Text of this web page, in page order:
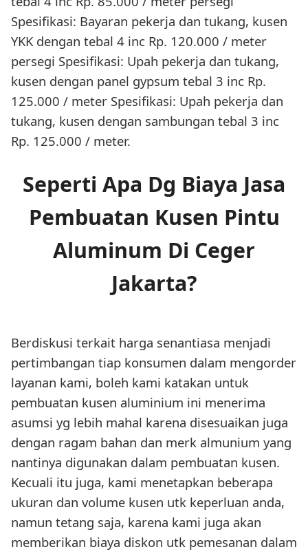
Spesifikasi: Bayaran pekerja dan tukang, kusen
YKK dengan tebal 4 inc Rp. 120.000 / meter
persegi Spesifikasi: Upah pekerja dan tukang,
kusen dengan panel gypsum tebal 3 inc Rp.
125.000 / meter Spesifikasi: Upah pekerja dan
tukang, kusen dengan sambungan tebal 3 inc
Rp. 125.000 / meter.
Seperti Apa Dg Biaya Jasa
Pembuatan Kusen Pintu
Aluminum Di Ceger
Jakarta?
Berdiskusi terkait harga senantiasa menjadi
pertimbangan tiap konsumen dalam mengorder
layanan kami, boleh kami katakan untuk
pembuatan kusen aluminium ini menerima
asumsi yg lebih mahal karena disesuaikan juga
dengan ragam bahan dan merk almunium yang
nantinya digunakan dalam pembuatan kusen.
Kecuali itu juga, kami menetapkan beberapa
ukuran dan volume kusen utk keperluan anda,
namun tetang saja, karena kami juga akan
memberikan biaya diskon utk pemesanan dalam